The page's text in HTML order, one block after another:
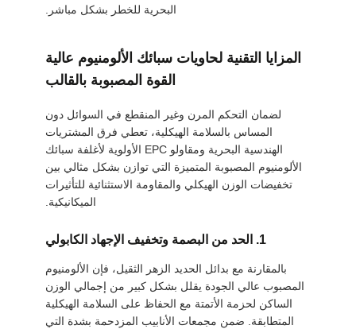
البحرية للخطر بشكل مباشر.
المزايا التقنية لحاويات سبائك الألومنيوم عالية
القوة المصبوبة بالقالب
لضمان التحكم المرن وغير المنقطع في السوائل دون
المساس بالسلامة الهيكلية، تعطي فرق المشتريات
الهندسية البحرية ومقاولو EPC الأولوية لأغلفة سبائك
الألومنيوم المصبوبة المتميزة التي توازن بشكل مثالي بين
تخفيضات الوزن الهيكلي والمقاومة الاستثنائية للتأثيرات
الميكانيكية.
1. الحد من البصمة وتخفيف الإجهاد الكابولي
بالمقارنة مع بدائل الحديد الزهر الثقيل، فإن الألومنيوم
المصبوب عالي الجودة يقلل بشكل كبير من إجمالي الوزن
الساكن لحزمة الأتمتة مع الحفاظ على السلامة الهيكلية
المتطابقة. ضمن مجمعات الأنابيب المزدحمة بشدة التي